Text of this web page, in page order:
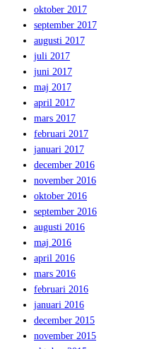
oktober 2017
september 2017
augusti 2017
juli 2017
juni 2017
maj 2017
april 2017
mars 2017
februari 2017
januari 2017
december 2016
november 2016
oktober 2016
september 2016
augusti 2016
maj 2016
april 2016
mars 2016
februari 2016
januari 2016
december 2015
november 2015